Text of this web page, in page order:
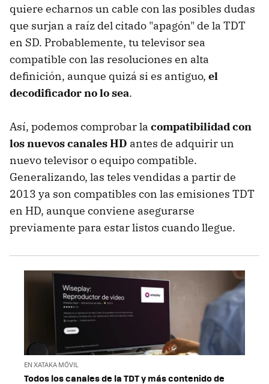
quiere echarnos un cable con las posibles dudas
que surjan a raíz del citado "apagón" de la TDT
en SD. Probablemente, tu televisor sea
compatible con las resoluciones en alta
definición, aunque quizá si es antiguo, el
decodificador no lo sea.
Así, podemos comprobar la compatibilidad con
los nuevos canales HD antes de adquirir un
nuevo televisor o equipo compatible.
Generalizando, las teles vendidas a partir de
2013 ya son compatibles con las emisiones TDT
en HD, aunque conviene asegurarse
previamente para estar listos cuando llegue.
EN XATAKA MÓVIL
Todos los canales de la TDT y más contenido de